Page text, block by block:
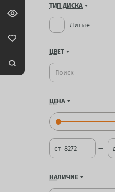
ТИП ДИСКА
Литые
ЦВЕТ
ЦЕНА
от
НАЛИЧИЕ